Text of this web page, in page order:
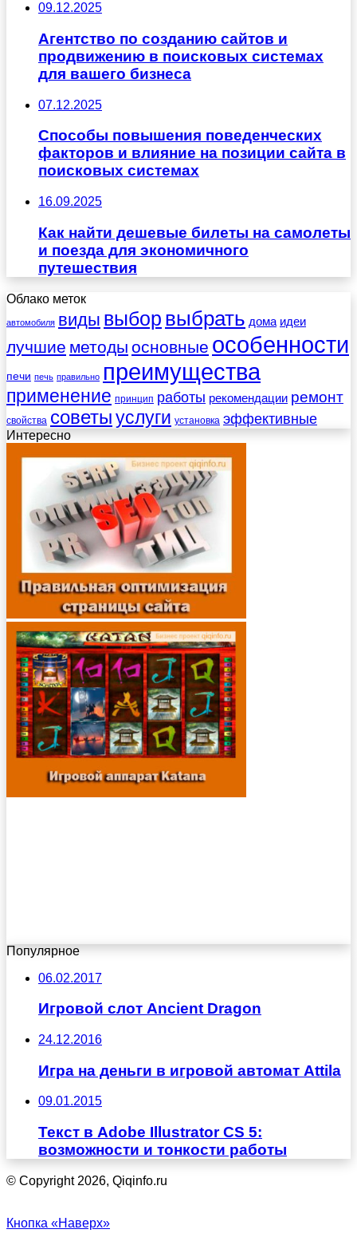
09.12.2025
Агентство по созданию сайтов и
продвижению в поисковых системах
для вашего бизнеса
07.12.2025
Способы повышения поведенческих
факторов и влияние на позиции сайта в
поисковых системах
16.09.2025
Как найти дешевые билеты на самолеты
и поезда для экономичного
путешествия
Облако меток
автомобиля виды выбор выбрать дома идеи
лучшие методы основные особенности
печи печь правильно преимущества
применение принцип работы рекомендации ремонт
свойства советыуслуги установка эффективные
Интересно
Популярное
06.02.2017
Игровой слот Ancient Dragon
24.12.2016
Игра на деньги в игровой автомат Attila
09.01.2015
Текст в Adobe Illustrator CS 5:
возможности и тонкости работы
© Copyright 2026, Qiqinfo.ru
Кнопка «Наверх»